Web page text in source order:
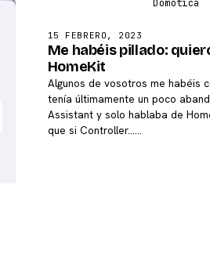
15 FEBRERO, 2023
Me habéis pillado:
HomeKit
Algunos de vosotros me habéis
tenía últimamente un poco
Assistant y solo hablaba de
que si Controller...…